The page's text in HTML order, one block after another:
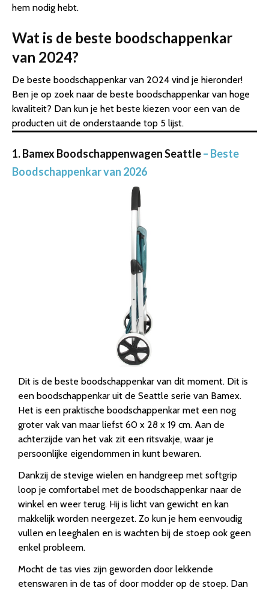
hem nodig hebt.
Wat is de beste boodschappenkar
van 2024?
De beste boodschappenkar van 2024 vind je hieronder!
Ben je op zoek naar de beste boodschappenkar van hoge
kwaliteit? Dan kun je het beste kiezen voor een van de
producten uit de onderstaande top 5 lijst.
1. Bamex Boodschappenwagen Seattle– Beste
Boodschappenkar van 2026
Dit is de beste boodschappenkar van dit moment. Dit is
een boodschappenkar uit de Seattle serie van Bamex.
Het is een praktische boodschappenkar met een nog
groter vak van maar liefst 60 x 28 x 19 cm. Aan de
achterzijde van het vak zit een ritsvakje, waar je
persoonlijke eigendommen in kunt bewaren.
Dankzij de stevige wielen en handgreep met softgrip
loop je comfortabel met de boodschappenkar naar de
winkel en weer terug. Hij is licht van gewicht en kan
makkelijk worden neergezet. Zo kun je hem eenvoudig
vullen en leeghalen en is wachten bij de stoep ook geen
enkel probleem.
Mocht de tas vies zijn geworden door lekkende
etenswaren in de tas of door modder op de stoep. Dan